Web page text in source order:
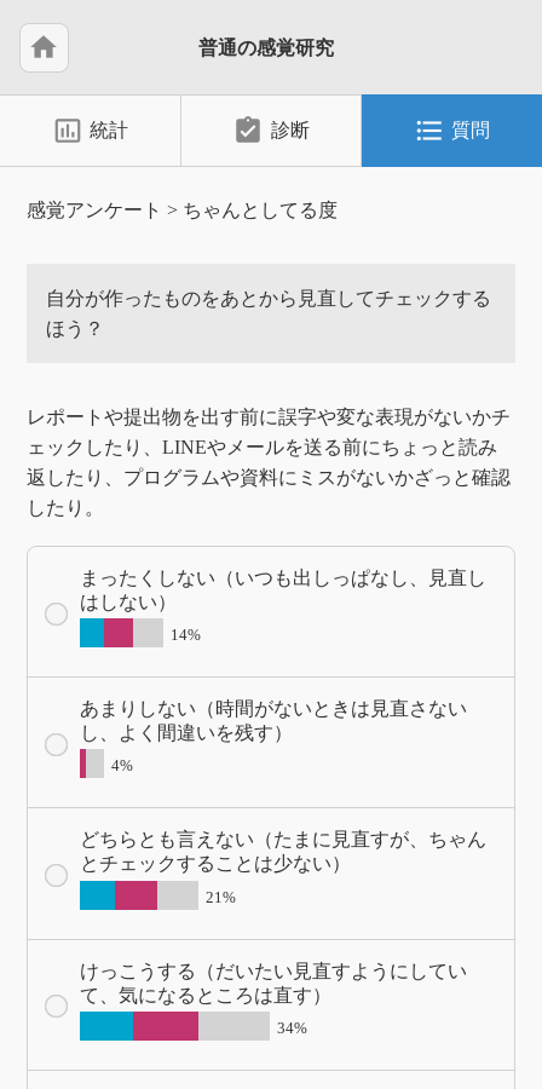
home 普通の感覚研究
insert_chart_outlined 統計 assignment_turned_in 診断 format_list_bulleted 質問
感覚アンケート > ちゃんとしてる度
自分が作ったものをあとから見直してチェックする
ほう？
レポートや提出物を出す前に誤字や変な表現がないかチ
ェックしたり、LINEやメールを送る前にちょっと読み
返したり、プログラムや資料にミスがないかざっと確認
したり。
まったくしない（いつも出しっぱなし、見直し
はしない）
14%
あまりしない（時間がないときは見直さない
し、よく間違いを残す）
4%
どちらとも言えない（たまに見直すが、ちゃん
とチェックすることは少ない）
21%
けっこうする（だいたい見直すようにしてい
て、気になるところは直す）
34%